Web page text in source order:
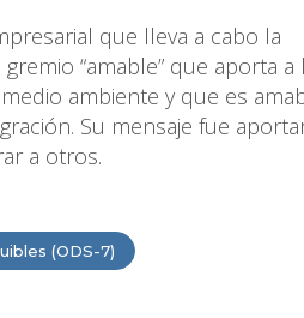
que lleva a cabo la
“amable” que aporta a
ambiente y que es
Su mensaje fue
a otros.
(ODS-7)